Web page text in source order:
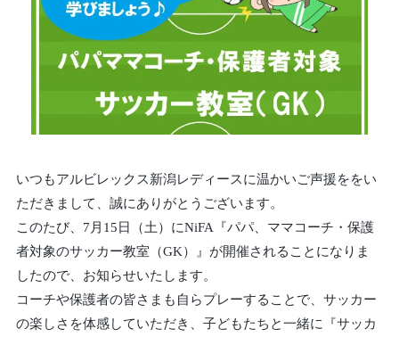
いつもアルビレックス新潟レディースに温かいご声援ををい
ただきまして、誠にありがとうございます。
このたび、7月15日（土）にNiFA『パパ、ママコーチ・保護
者対象のサッカー教室（GK）』が開催されることになりま
したので、お知らせいたします。
コーチや保護者の皆さまも自らプレーすることで、サッカー
の楽しさを体感していただき、子どもたちと一緒に『サッカ